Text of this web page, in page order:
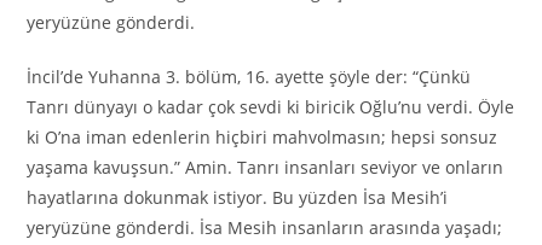
yeryüzüne gönderdi.
İncil’de Yuhanna 3. bölüm, 16. ayette şöyle der: “Çünkü
Tanrı dünyayı o kadar çok sevdi ki biricik Oğlu’nu verdi. Öyle
ki O’na iman edenlerin hiçbiri mahvolmasın; hepsi sonsuz
yaşama kavuşsun.” Amin. Tanrı insanları seviyor ve onların
hayatlarına dokunmak istiyor. Bu yüzden İsa Mesih’i
yeryüzüne gönderdi. İsa Mesih insanların arasında yaşadı;